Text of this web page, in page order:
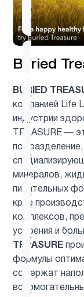
Buried
BURIED
компанией Life
индустрии
TREASURE —
минералов,
питательных
крае
комплексов,
усвоения и
TREASURE
формулы
содержат
Детские
Детям
мозга
Для
младенцев
Для
похудения
Женщинам
Здоровый
сон